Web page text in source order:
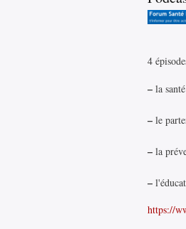
4
– la
– le
– la
–
https://